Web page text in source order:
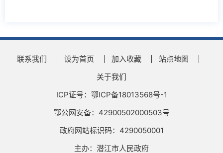
联系我们 设为首页 加入收藏
站点地图
关于我们
ICP证号：鄂ICP备18013568号-1
鄂公网安备：42900502000503号
政府网站标识码：4290050001
主办：潜江市人民政府